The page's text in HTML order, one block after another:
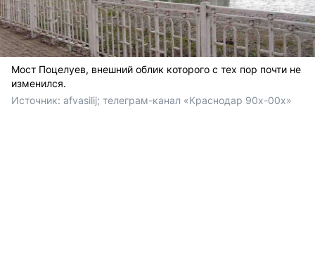
Мост Поцелуев, внешний облик которого с тех пор почти не
изменился.
Источник: afvasilij; телеграм-канал «Краснодар 90х-00х»